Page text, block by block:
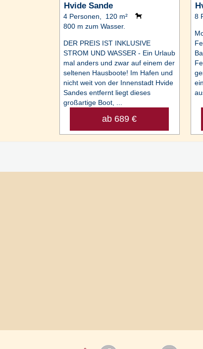
Hvide Sande
4 Personen, 120 m²
800 m zum Wasser.
DER PREIS IST INKLUSIVE
STROM UND WASSER - Ein Urlaub
mal anders und zwar auf einem der
seltenen Hausboote! Im Hafen und
nicht weit von der Innenstadt Hvide
Sandes entfernt liegt dieses
großartige Boot, ...
ab 689 €
8